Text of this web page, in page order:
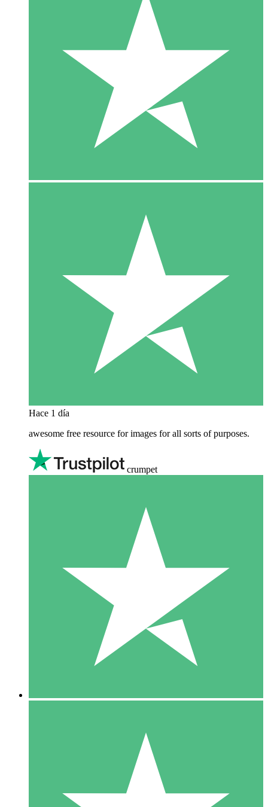
Hace 1 día
awesome free resource for images for all sorts of purposes.
crumpet